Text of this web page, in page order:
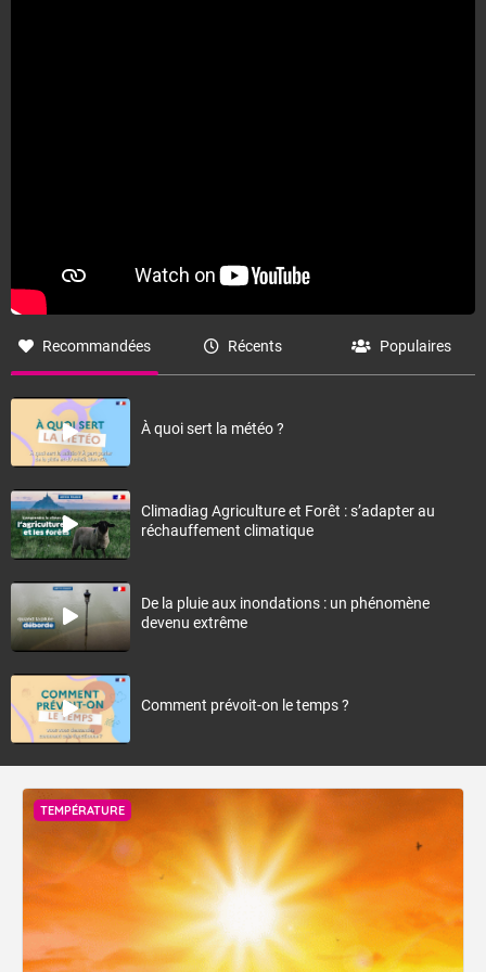
Recommandées Récents Populaires
À quoi sert la météo ?
Climadiag Agriculture et Forêt : s’adapter au
réchauffement climatique
De la pluie aux inondations : un phénomène
devenu extrême
Comment prévoit-on le temps ?
TEMPÉRATURE